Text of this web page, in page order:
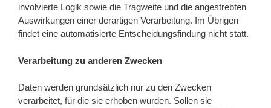
involvierte Logik sowie die Tragweite und die angestrebten
Auswirkungen einer derartigen Verarbeitung. Im Übrigen
findet eine automatisierte Entscheidungsfindung nicht statt.
Verarbeitung zu anderen Zwecken
Daten werden grundsätzlich nur zu den Zwecken
verarbeitet, für die sie erhoben wurden. Sollen sie